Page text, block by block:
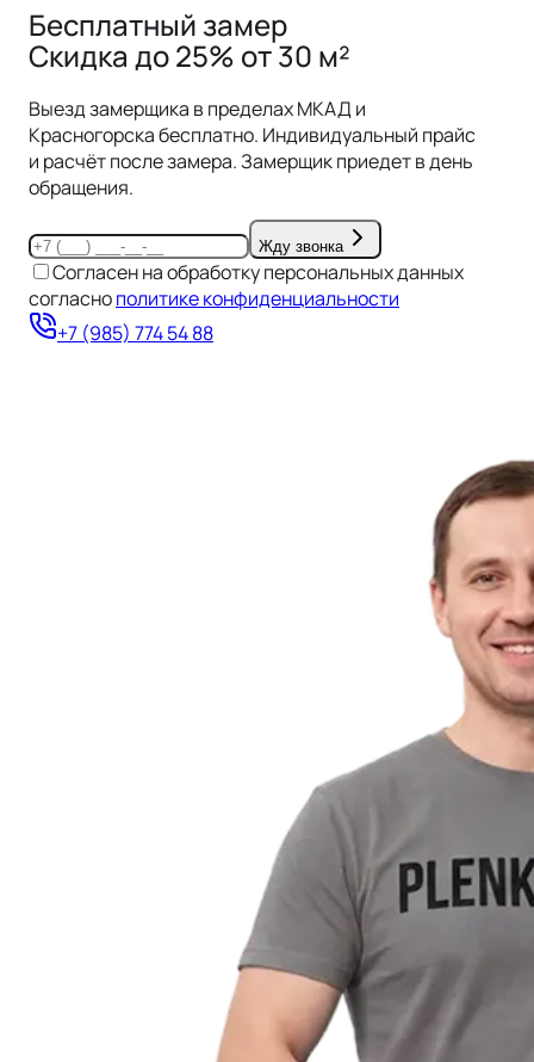
Бесплатный замер
Скидка до 25% от 30 м²
Выезд замерщика в пределахМКАД и
Красногорскабесплатно. Индивидуальный прайс
и расчёт после замера. Замерщик приедет в день
обращения.
Жду звонка
Согласен на обработку персональных данных
согласнополитике конфиденциальности
+7 (985) 774 54 88